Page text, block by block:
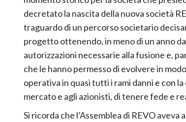
decretato la nascita della nuova società
traguardo di un percorso societario
progetto ottenendo, in meno di un anno
autorizzazioni necessarie alla fusione e,
che le hanno permesso di evolvere in
operativa in quasi tutti i rami danni e con
mercato e agli azionisti, di tenere fede e
Si ricorda che l’Assemblea di REVO